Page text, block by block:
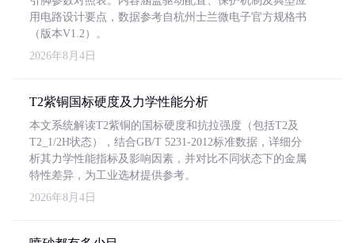
用电路设计要点，数据参考自杭州士兰微电子官方规格书
（版本V1.2）。
2026年8月4日
T2紫铜国标硬度及力学性能分析
本文系统解读T2紫铜的国标硬度和抗拉强度（包括T2及
T2_1/2H状态），结合GB/T 5231-2012标准数据，详细分
析其力学性能指标及影响因素，并对比不同状态下的金属
特性差异，为工业选材提供参考。
2026年8月4日